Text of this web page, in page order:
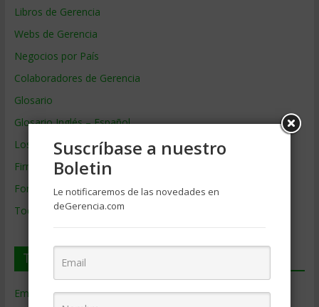
Libros de Gerencia
Webs de Gerencia
Negocios por País
Colaboradores de Gerencia
Glosario
Glosario Inglés – Español
Los mejores MBA
Firmas de Gerencia
Formación de Gerencia
Todos los Temas
Temas de Gerencia
Empresas de Gerencia(38)
Suscríbase a nuestro
Boletin
Le notificaremos de las novedades en
deGerencia.com